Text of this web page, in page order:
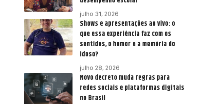
julho 31, 2026
Shows e apresentações ao vivo: o
que essa experiência faz com os
sentidos, o humor e a memória do
idoso?
julho 28, 2026
Novo decreto muda regras para
redes sociais e plataformas digitais
no Brasil